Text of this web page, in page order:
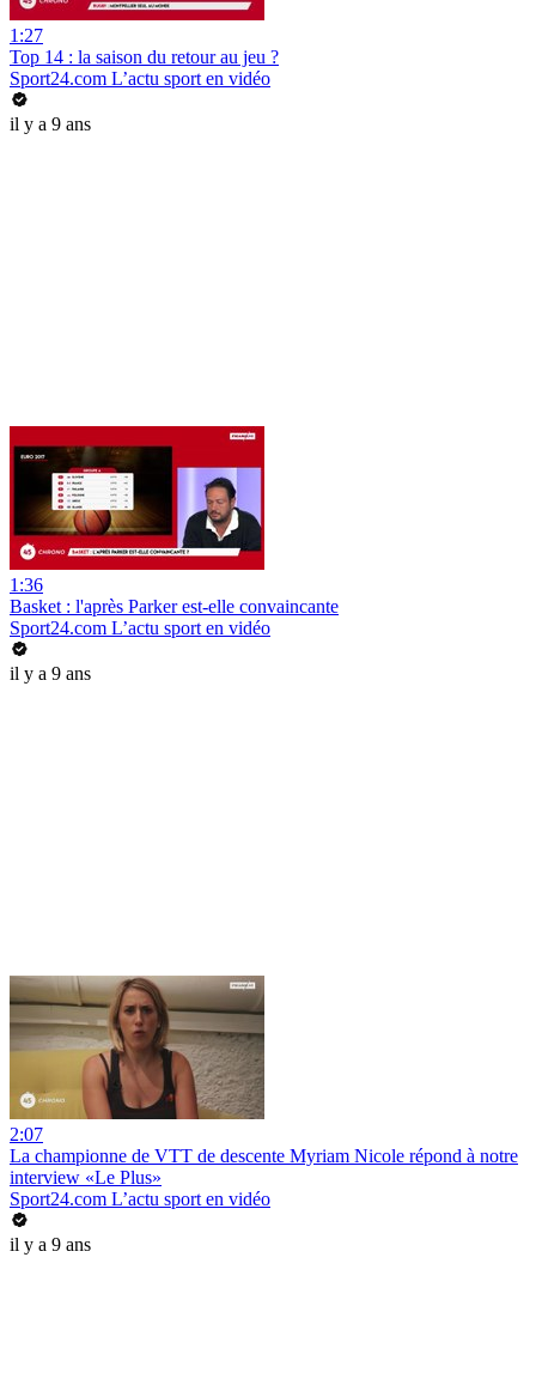
1:27
Top 14 : la saison du retour au jeu ?
Sport24.com L’actu sport en vidéo
il y a 9 ans
1:36
Basket : l'après Parker est-elle convaincante
Sport24.com L’actu sport en vidéo
il y a 9 ans
2:07
La championne de VTT de descente Myriam Nicole répond à notre
interview «Le Plus»
Sport24.com L’actu sport en vidéo
il y a 9 ans